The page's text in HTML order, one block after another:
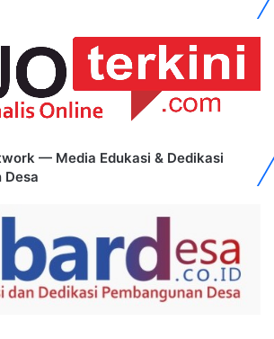
— Media Edukasi & Dedikasi
Desa